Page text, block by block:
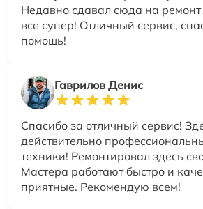
Недавно сдавал сюда на ремонт
все супер! Отличный сервис,
помощь!
Гаврилов Денис
Спасибо за отличный сервис!
действительно
техники! Ремонтировал здесь
Мастера работают быстро и
приятные. Рекомендую всем!